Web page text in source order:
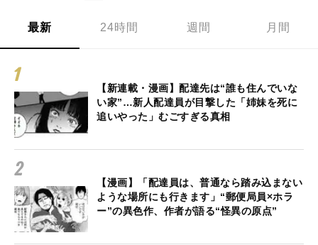
最新 24時間 週間 月間
【新連載・漫画】配達先は“誰も住んでいな
い家”…新人配達員が目撃した「姉妹を死に
追いやった」むごすぎる真相
【漫画】「配達員は、普通なら踏み込まない
ような場所にも行きます」“郵便局員×ホラ
ー”の異色作、作者が語る“怪異の原点”